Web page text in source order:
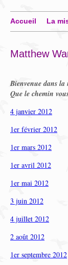
Accueil La
Matthew
Bienvenue dans la
Que le chemin
4 janvier 2012
1er février 2012
1er mars 2012
1er avril 2012
1er mai 2012
3 juin 2012
4 juillet 2012
2 août 2012
1er septembre 2012